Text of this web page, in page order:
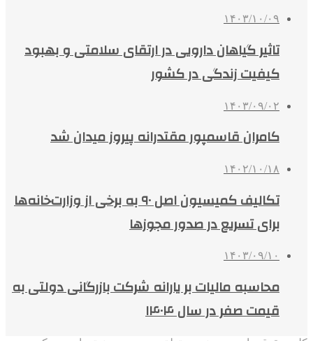
۱۴۰۳/۱۰/۰۹
تاثیر گیاهان دارویی در ارتقای سلامتی و بهبود
کیفیت زندگی در کشور
۱۴۰۳/۰۹/۰۲
کامران قاسمپور مقتدرانه پیروز میدان شد
۱۴۰۲/۱۰/۱۸
تکالیف کمیسیون اصل ۹۰ به برخی از وزارت‌خانه‌ها
برای تسریع در صدور مجوزها
۱۴۰۳/۰۹/۱۰
محاسبه مالیات بر یارانه شرکت بازرگانی دولتی به
قیمت صفر در سال ۱۴۰۴